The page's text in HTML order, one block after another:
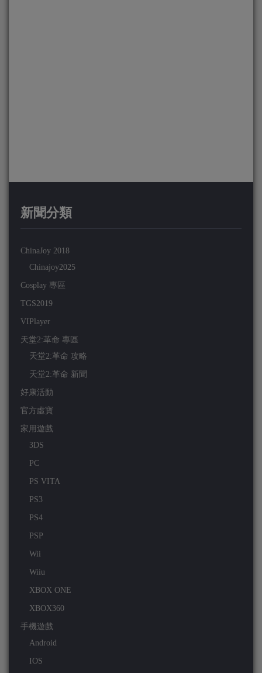
新聞分類
ChinaJoy 2018
Chinajoy2025
Cosplay 專區
TGS2019
VIPlayer
天堂2:革命 專區
天堂2:革命 攻略
天堂2:革命 新聞
好康活動
官方虛寶
家用遊戲
3DS
PC
PS VITA
PS3
PS4
PSP
Wii
Wiiu
XBOX ONE
XBOX360
手機遊戲
Android
IOS